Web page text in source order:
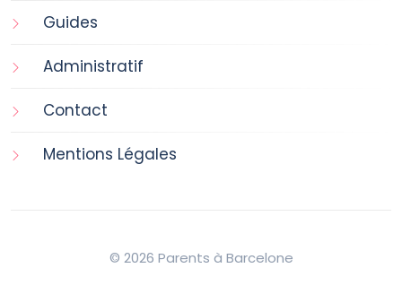
Guides
Administratif
Contact
Mentions Légales
© 2026 Parents à Barcelone